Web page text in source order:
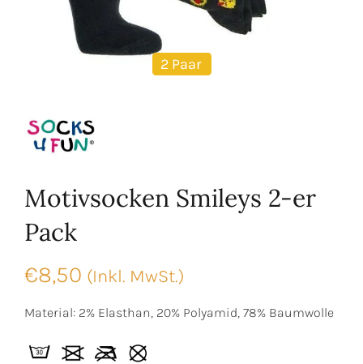
2 Paar
Motivsocken Smileys 2-er
Pack
€8,50 (Inkl. MwSt.)
Material: 2% Elasthan, 20% Polyamid, 78% Baumwolle